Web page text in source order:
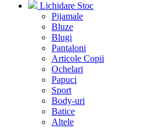
Lichidare Stoc
Pijamale
Bluze
Blugi
Pantaloni
Articole Copii
Ochelari
Papuci
Sport
Body-uri
Batice
Altele